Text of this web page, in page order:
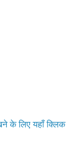
के लिए यहाँ क्लिक